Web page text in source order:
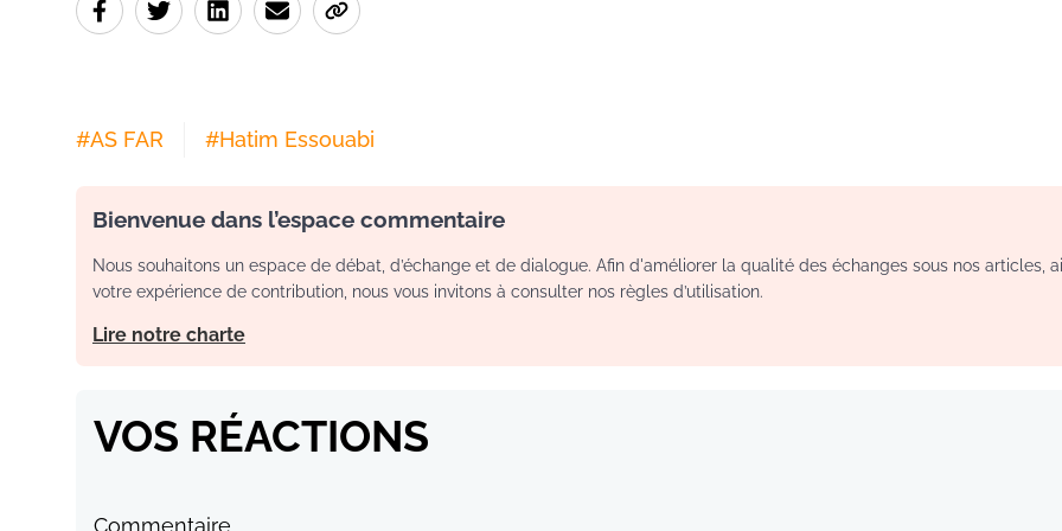
#AS FAR #Hatim Essouabi
Bienvenue dans l’espace commentaire
Nous souhaitons un espace de débat, d’échange et de dialogue. Afin d'améliorer la qualité des échanges sous nos articles,
votre expérience de contribution, nous vous invitons à consulter nos règles d’utilisation.
Lire notre charte
VOS RÉACTIONS
Commentaire